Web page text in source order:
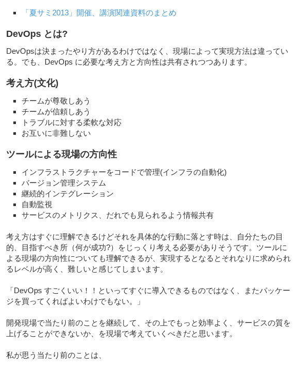
「夏サミ2013」開催、講演関連資料のまとめ
DevOps とは?
DevOpsは決まったやり方があるわけではなく、現場によって実現方法は違ってい
る。でも、DevOps に必要な考え方と方向性は共有されつつあります。
考え方(文化)
チームが尊敬しあう
チームが信頼しあう
トラブルに対する柔軟な対応
お互いに非難しない
ツールによる現場の方向性
インフラストラクチャーをコードで管理(インフラの自動化)
バージョン管理システム
継続的インテグレーション
自動監視
サービスのメトリクス、だれでも見られるよう情報共有
考え方はすぐに理解できるけどそれを具体的な行動に落とす時は、自分たちの目
的、目指すべき所（何が成功?）をじっくり考える必要がありそうです。ツールに
よる現場の方向性についても理解できるが、実現するとなるとそれなりに求められ
るレベルが高く、難しいと感じてしまいます。
「DevOps すごくいい！！といってすぐに導入できるものではなく、またパッケー
ジを買ってくればよいわけでもない。」
開発現場で当たり前のことを継続して、その上でもっと効率よく、サービスの質を
上げることができないか、を現場で考えていくべきだと思います。
私が思う当たり前のことは、